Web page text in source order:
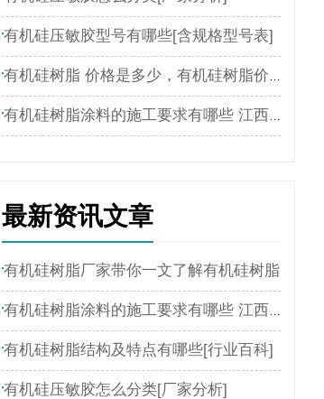
有机硅压敏胶型号有哪些[含规格型号表]
有机硅树脂 价格是多少，有机硅树脂价格表
有机硅树脂涂料的施工要求有哪些 江西新嘉懿为您介绍
最新资讯文章
有机硅树脂厂家带你一文了解有机硅树脂
有机硅树脂涂料的施工要求有哪些 江西新嘉懿为您介绍
有机硅树脂结构及特点有哪些[行业百科]
有机硅压敏胶怎么分类[厂家分析]